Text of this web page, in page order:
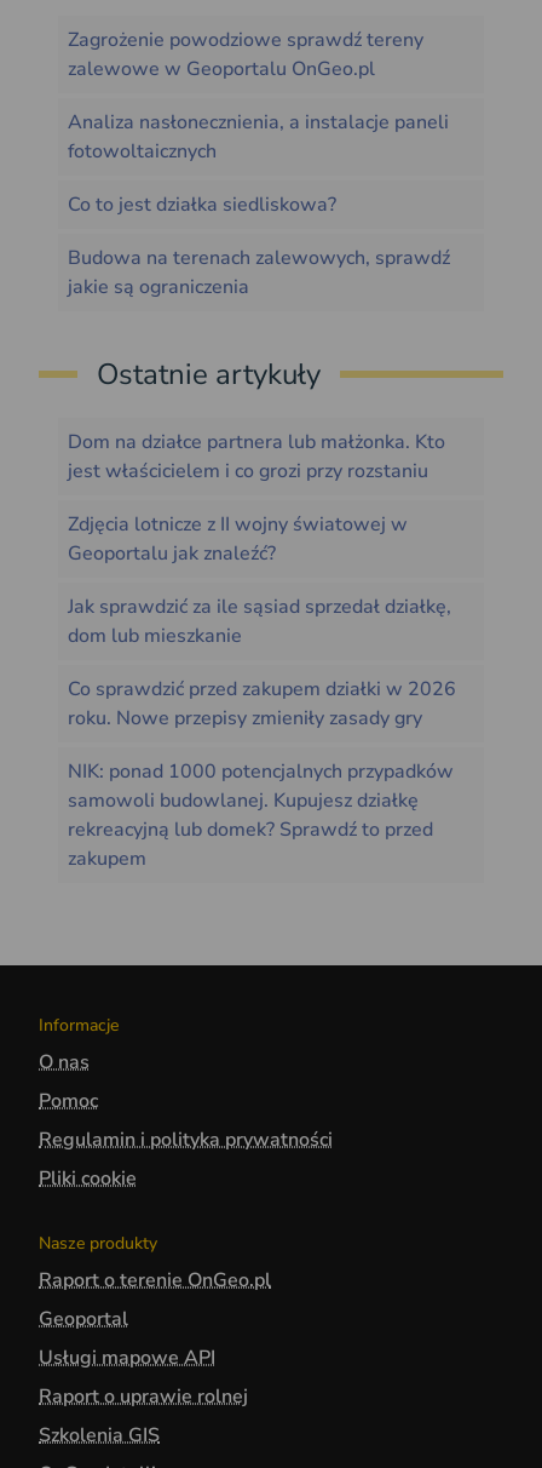
Zagrożenie powodziowe sprawdź tereny
zalewowe w Geoportalu OnGeo.pl
Analiza nasłonecznienia, a instalacje paneli
fotowoltaicznych
Co to jest działka siedliskowa?
Budowa na terenach zalewowych, sprawdź
jakie są ograniczenia
Ostatnie artykuły
Dom na działce partnera lub małżonka. Kto
jest właścicielem i co grozi przy rozstaniu
Zdjęcia lotnicze z II wojny światowej w
Geoportalu jak znaleźć?
Jak sprawdzić za ile sąsiad sprzedał działkę,
dom lub mieszkanie
Co sprawdzić przed zakupem działki w 2026
roku. Nowe przepisy zmieniły zasady gry
NIK: ponad 1000 potencjalnych przypadków
samowoli budowlanej. Kupujesz działkę
rekreacyjną lub domek? Sprawdź to przed
zakupem
Informacje
O nas
Pomoc
Regulamin i polityka prywatności
Pliki cookie
Nasze produkty
Raport o terenie OnGeo.pl
Geoportal
Usługi mapowe API
Raport o uprawie rolnej
Szkolenia GIS